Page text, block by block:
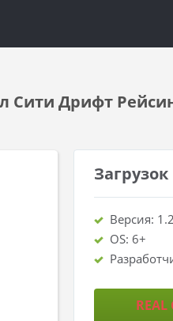
Сити Дрифт
Загрузок
Версия:
OS: 6+
REAL